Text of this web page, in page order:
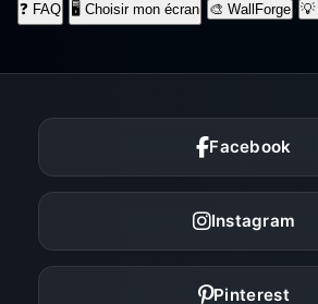
❓ FAQ 🖥️ Choisir mon écran 🎨 WallForge 💡
Facebook
Instagram
Pinterest